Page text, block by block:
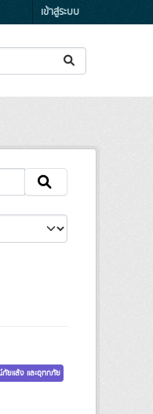
เข้าสู่ระบบ
ภัยแล้ง และอุทกภัย